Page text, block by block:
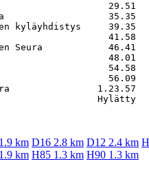
29.51
35.35
kyläyhdistys     39.35
41.58
Seura            46.41
48.01
54.58
56.09
1.23.57
km D16 2.8 km D12 2.4 km
km H85 1.3 km H90 1.3 km